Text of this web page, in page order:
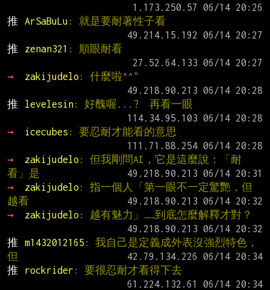
推
ArSaBuLu : 就是要耐著性子看
推
zenan321 : 順眼耐看
→
zakijudelo : 什麼啦^^"
推
levelesin: 好醜喔...?  再看一眼
→
icecubes : 要忍耐才能看的意思
→
zakijudelo : 但我剛問AI，它是這麼說：「耐
看」是
→
zakijudelo : 指一個人「第一眼不一定驚艷，但
越看
→
zakijudelo : 越有魅力」……到底怎麼解釋才對？
推
m1432012165 : 我自己是定義成外表沒強烈特色，
但
推
rockrider : 要很忍耐才看得下去